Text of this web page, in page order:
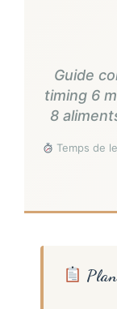
Guide
timing 6
8
Temps de